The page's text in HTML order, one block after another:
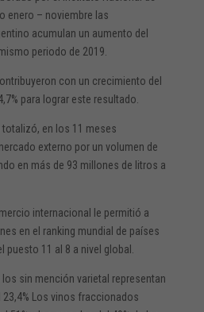
enero – noviembre las
acumulan un aumento del
periodo de 2019.
con un crecimiento del
para lograr este resultado.
totalizó, en los 11 meses
externo por un volumen de
en más de 93 millones de litros a
internacional le permitió a
en el ranking mundial de países
11 al 8 a nivel global.
sin mención varietal representan
23,4% Los vinos fraccionados